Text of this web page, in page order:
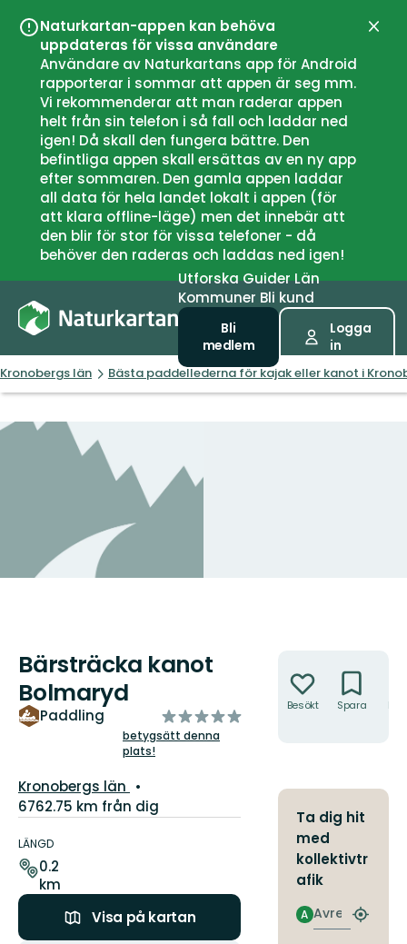
Naturkartan-appen kan behöva
uppdateras för vissa användare
Användare av Naturkartans app för Android
rapporterar i sommar att appen är seg mm.
Vi rekommenderar att man raderar appen
helt från sin telefon i så fall och laddar ned
igen! Då skall den fungera bättre. Den
befintliga appen skall ersättas av en ny app
efter sommaren. Den gamla appen laddar
all data för hela landet lokalt i appen (för
att klara offline-läge) men det innebär att
den blir för stor för vissa telefoner - då
behöver den raderas och laddas ned igen!
UtforskaGuiderLän
Kommuner Bli kund
Bli
medlem
Logga
in
Kronobergs län Bästa paddellederna för kajak eller kanot i
Bärsträcka kanot
Bolmaryd
Paddling
av
5
betygsätt denna
plats!
Län:
Kronobergs län
6762.75 km från dig
om
leden
LÄNGD
0.2
km
Visa på kartan
Besökt Spara
Ta dig hit
med
kollektivtr
afik
Avresa
A
Hitta